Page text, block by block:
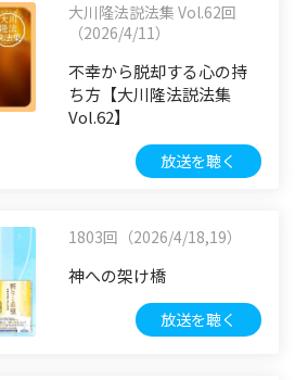
大川隆法説法集 Vol.62回
（2026/4/11）
不幸から脱却する心の持
ち方【大川隆法説法集
Vol.62】
放送を聴く
1803回（2026/4/18,19）
神への架け橋
放送を聴く